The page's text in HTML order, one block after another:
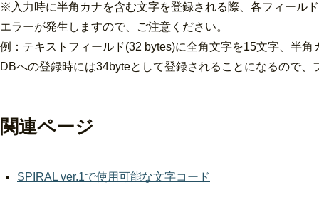
※入力時に半角カナを含む文字を登録される際、各フィール
エラーが発生しますので、ご注意ください。
例：テキストフィールド(32 bytes)に全角文字を15文字、半
DBへの登録時には34byteとして登録されることになるので
関連ページ
SPIRAL ver.1で使用可能な文字コード